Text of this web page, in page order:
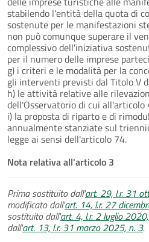
stabilendo l'entità della quota di
sostenute per le manifestazioni
non può comunque superare il
complessivo dell'iniziativa
per il numero delle imprese
g) i criteri e le modalità per la
gli interventi previsti dal Titolo V
h) le attività relative alle
dell'Osservatorio di cui all'articolo
i) la proposta di riparto e di
annualmente stanziate sul
legge ai sensi dell'articolo 74.
Nota relativa all'articolo 3
Prima sostituito dall'art. 29, l.r. 31
modificato dall'art. 14, l.r. 27
sostituito dall'art. 4, l.r. 2 luglio
dall'art. 13, l.r. 31 marzo 2025, n. 3.